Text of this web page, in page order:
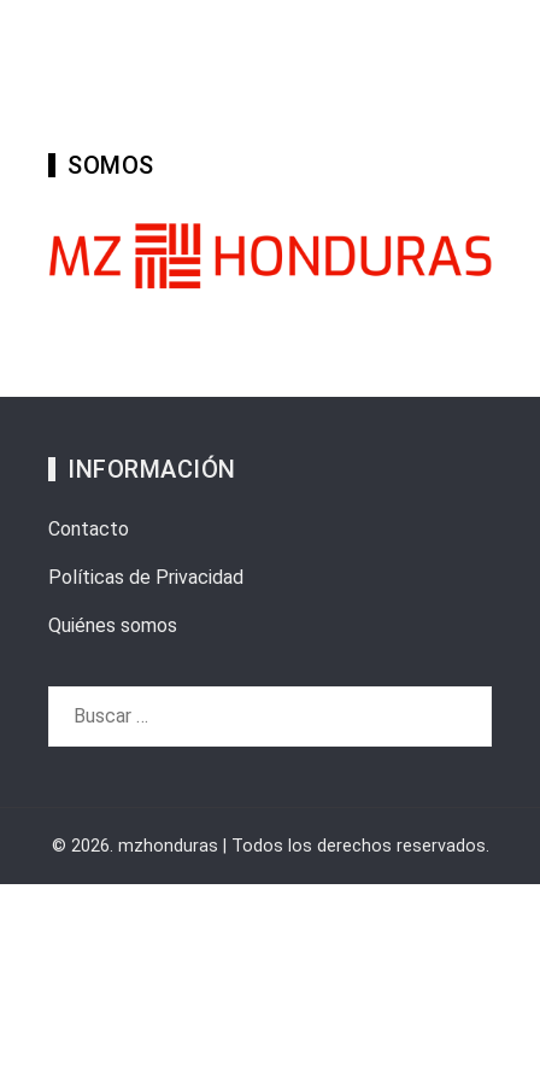
SOMOS
INFORMACIÓN
Contacto
Políticas de Privacidad
Quiénes somos
© 2026. mzhonduras | Todos los derechos reservados.